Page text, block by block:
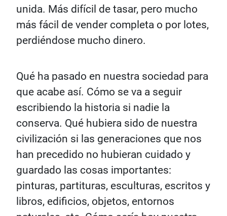
unida. Más difícil de tasar, pero mucho
más fácil de vender completa o por lotes,
perdiéndose mucho dinero.
Qué ha pasado en nuestra sociedad para
que acabe así. Cómo se va a seguir
escribiendo la historia si nadie la
conserva. Qué hubiera sido de nuestra
civilización si las generaciones que nos
han precedido no hubieran cuidado y
guardado las cosas importantes:
pinturas, partituras, esculturas, escritos y
libros, edificios, objetos, entornos